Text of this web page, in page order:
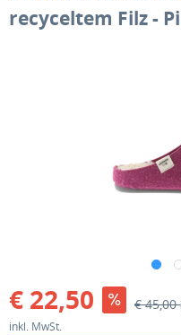
recyceltem Filz -
€ 22,50 € 45,00
inkl. MwSt.